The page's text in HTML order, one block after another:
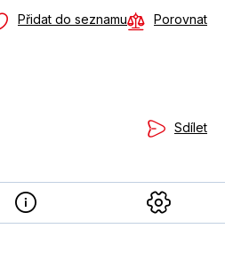
Přidat do seznamu Porovnat
Sdílet